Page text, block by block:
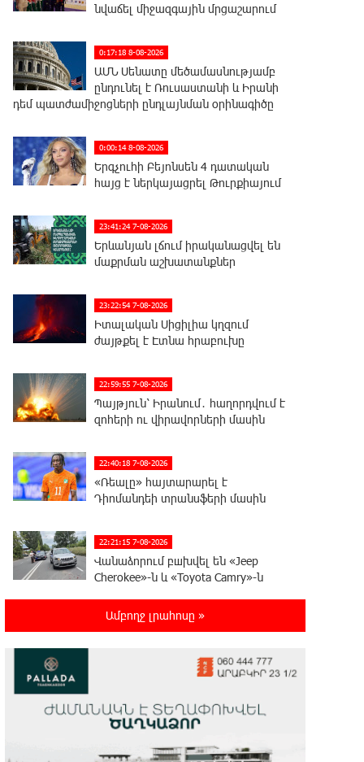
նվաճել միջազգային մրցաշարում
0:17:18 8-08-2026
ԱՄՆ Սենատը մեծամասնությամբ
ընդունել է Ռուսաստանի և Իրանի
դեմ պատժամիջոցների ընդլայնման օրինագիծը
0:00:14 8-08-2026
Երգչուհի Բեյոնսեն ​​4 դատական
հայց է ներկայացրել Թուրքիայում
23:41:24 7-08-2026
Երևանյան լճում իրականացվել են
մաքրման աշխատանքներ
23:22:54 7-08-2026
Իտալական Սիցիլիա կղզում
ժայթքել է Էտնա հրաբուխը
22:59:55 7-08-2026
Պայթյուն՝ Իրանում․ հաղորդվում է
զոհերի ու վիրավորների մասին
22:40:18 7-08-2026
«Ռեալը» հայտարարել է
Դիոմանդեի տրանսֆերի մասին
22:21:15 7-08-2026
Վանաձորում բшխվել են «Jeep
Cherokee»-ն և «Toyota Camry»-ն
22:03:58 7-08-2026
օգտագործել Starlink-ը
Ռուսաստանի դեմ հարվшծները կառավարելու
համար
21:45:44 7-08-2026
Երևանում և մարզերում
Ամբողջ լրահոսը »